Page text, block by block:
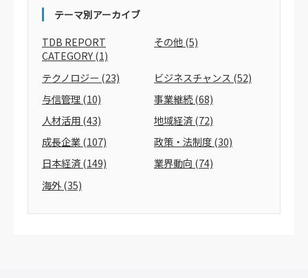
テーマ別アーカイブ
TDB REPORT
CATEGORY(1)
その他(5)
テクノロジー (23) ビジネスチャンス (52)
与信管理(10) 事業継続(68)
人材活用(43) 地域経済(72)
成長企業(107) 政策・法制度(30)
日本経済(149) 業界動向 (74)
海外(35)